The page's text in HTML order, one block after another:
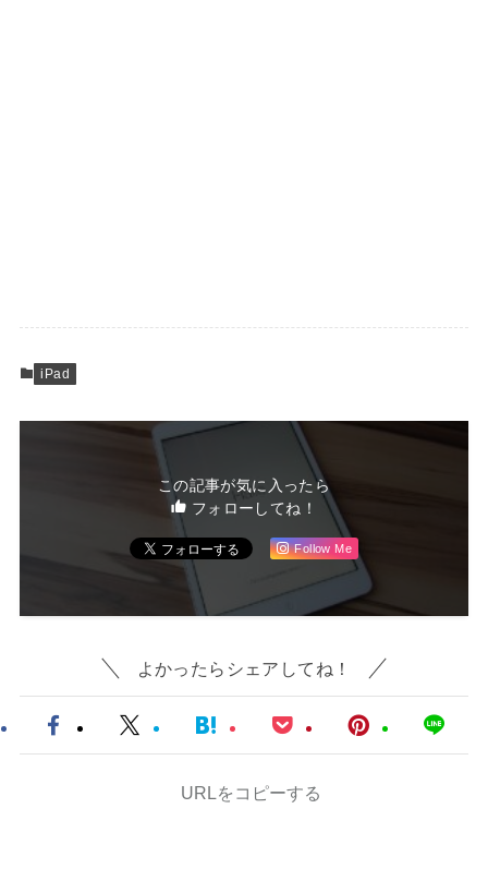
iPad
この記事が気に入ったら
フォローしてね！
Follow Me
よかったらシェアしてね！
URLをコピーする